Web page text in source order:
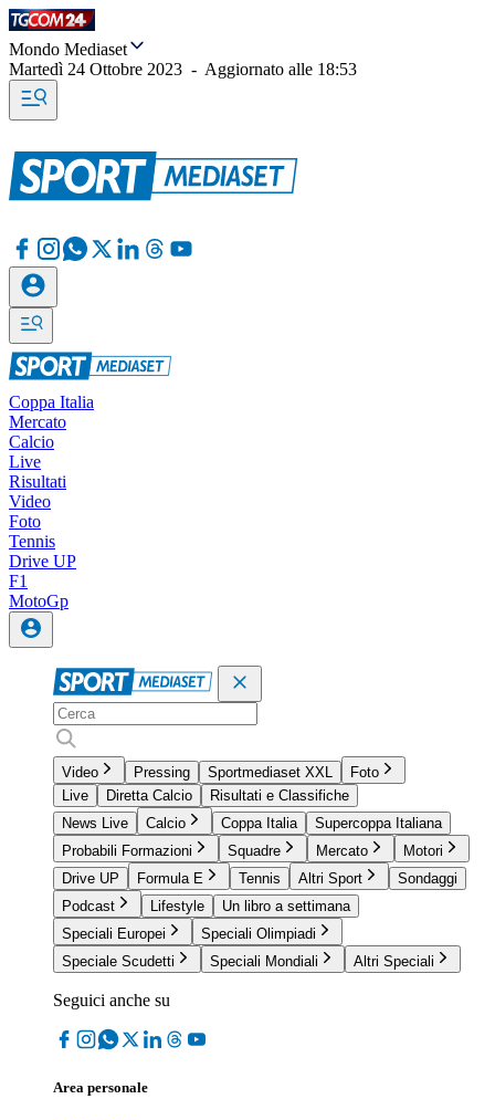
Mondo Mediaset
Martedì 24 Ottobre 2023 - Aggiornato alle 18:53
Coppa Italia
Mercato
Calcio
Live
Risultati
Video
Foto
Tennis
Drive UP
F1
MotoGp
Video Pressing Sportmediaset XXL
Foto
Live
Diretta Calcio
Risultati e Classifiche
News Live
Calcio Coppa Italia
Supercoppa Italiana
Probabili Formazioni
Squadre Mercato
Motori
Drive UP
Formula E Tennis Altri Sport
Sondaggi
Podcast
Lifestyle
Un libro a settimana
Speciali Europei
Speciali Olimpiadi
Speciale Scudetti
Speciali Mondiali Altri Speciali
Seguici anche su
Area personale